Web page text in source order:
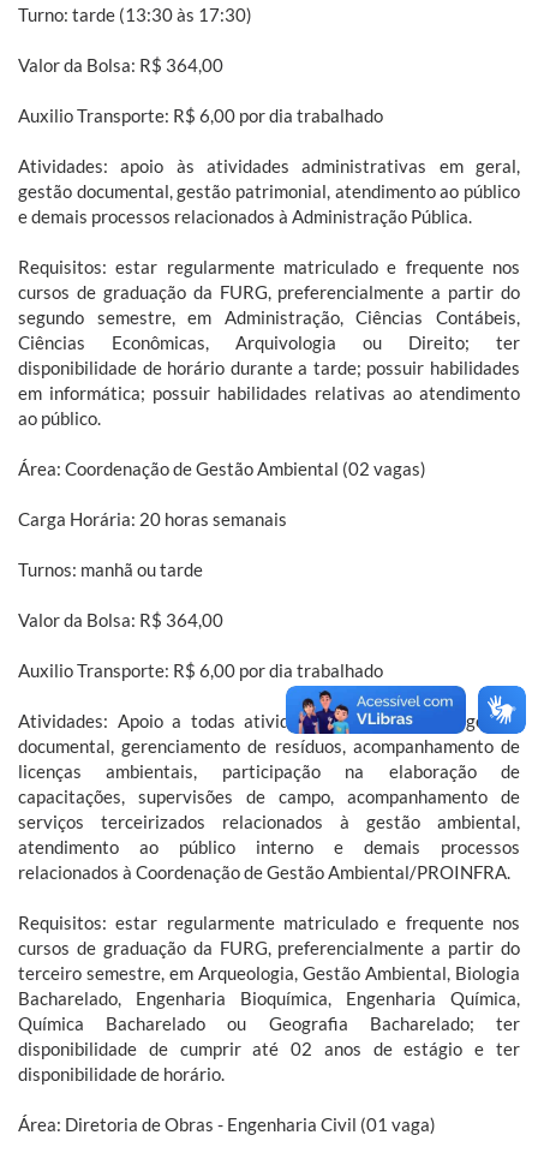
Turno: tarde (13:30 às 17:30)
Valor da Bolsa: R$ 364,00
Auxilio Transporte: R$ 6,00 por dia trabalhado
Atividades: apoio às atividades administrativas em geral,
gestão documental, gestão patrimonial, atendimento ao público
e demais processos relacionados à Administração Pública.
Requisitos: estar regularmente matriculado e frequente nos
cursos de graduação da FURG, preferencialmente a partir do
segundo semestre, em Administração, Ciências Contábeis,
Ciências Econômicas, Arquivologia ou Direito; ter
disponibilidade de horário durante a tarde; possuir habilidades
em informática; possuir habilidades relativas ao atendimento
ao público.
Área: Coordenação de Gestão Ambiental (02 vagas)
Carga Horária: 20 horas semanais
Turnos: manhã ou tarde
Valor da Bolsa: R$ 364,00
Auxilio Transporte: R$ 6,00 por dia trabalhado
Atividades: Apoio a todas atividades do setor como gestão
documental, gerenciamento de resíduos, acompanhamento de
licenças ambientais, participação na elaboração de
capacitações, supervisões de campo, acompanhamento de
serviços terceirizados relacionados à gestão ambiental,
atendimento ao público interno e demais processos
relacionados à Coordenação de Gestão Ambiental/PROINFRA.
Requisitos: estar regularmente matriculado e frequente nos
cursos de graduação da FURG, preferencialmente a partir do
terceiro semestre, em Arqueologia, Gestão Ambiental, Biologia
Bacharelado, Engenharia Bioquímica, Engenharia Química,
Química Bacharelado ou Geografia Bacharelado; ter
disponibilidade de cumprir até 02 anos de estágio e ter
disponibilidade de horário.
Área: Diretoria de Obras - Engenharia Civil (01 vaga)